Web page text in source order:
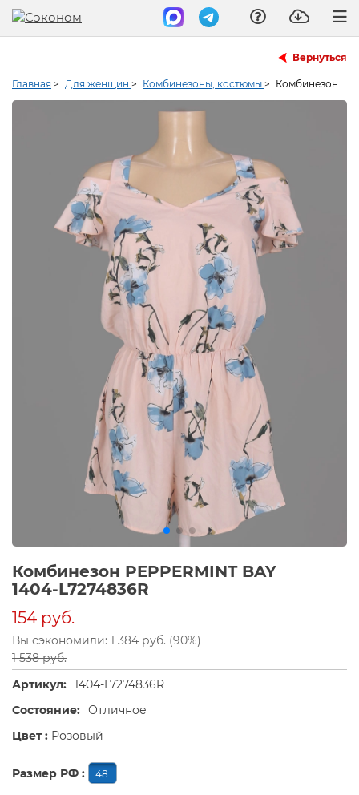
Вернуться
Главная > Для женщин > Комбинезоны, костюмы > Комбинезон
Комбинезон PEPPERMINT BAY
1404-L7274836R
154 руб.
Вы сэкономили: 1 384 руб. (90%)
1 538 руб.
Артикул: 1404-L7274836R
Состояние: Отличное
Цвет : Розовый
Размер РФ : 48